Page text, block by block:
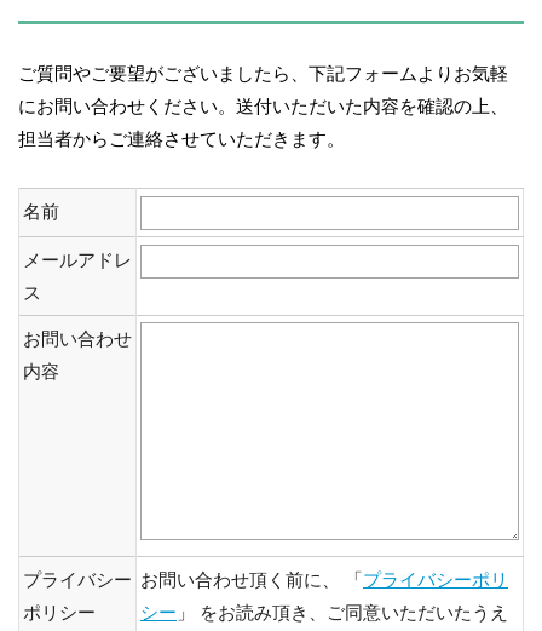
ご質問やご要望がございましたら、下記フォームよりお気軽
にお問い合わせください。送付いただいた内容を確認の上、
担当者からご連絡させていただきます。
名前
メールアドレ
ス
お問い合わせ
内容
プライバシー
ポリシー
お問い合わせ頂く前に、 「プライバシーポリ
シー 」 をお読み頂き、ご同意いただいたうえ